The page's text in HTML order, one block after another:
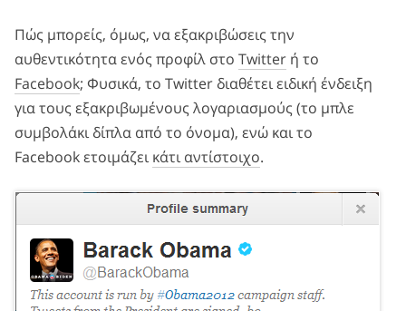
Πώς μπορείς, όμως, να εξακριβώσεις την
αυθεντικότητα ενός προφίλ στο Twitter ή το
Facebook; Φυσικά, το Twitter διαθέτει ειδική ένδειξη
για τους εξακριβωμένους λογαριασμούς (το μπλε
συμβολάκι δίπλα από το όνομα), ενώ και το
Facebook ετοιμάζεικάτι αντίστοιχο.